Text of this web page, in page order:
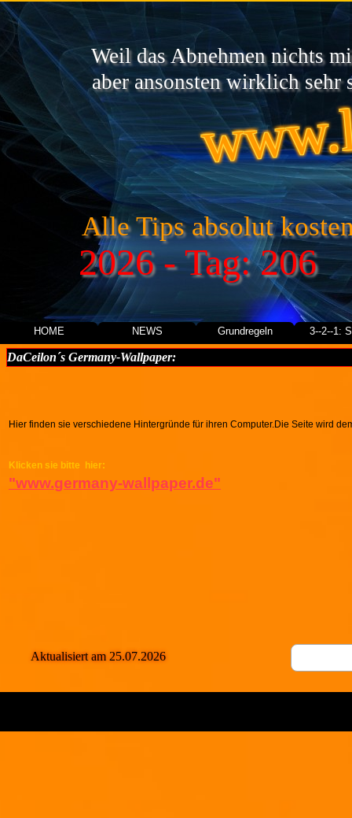
HOME NEWS Grundregeln 3--2--1:
2026 - Tag: 206
Weil das Abnehmen nichts
aber ansonsten wirklich sehr
Alle Tips absolut
DaCeilon´s Germany-Wallpaper:
Hier finden sie verschiedene Hintergründe für ihren Computer.Die Seite wird
Klicken sie bitte hier:
"www.germany-wallpaper.de"
Aktualisiert am 25.07.2026